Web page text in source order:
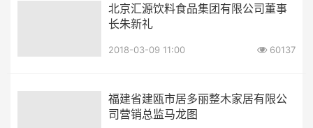
北京汇源饮料食品集团有限公司董事
长朱新礼
2018-03-09 11:00 60137
福建省建瓯市居多丽整木家居有限公
司营销总监马龙图